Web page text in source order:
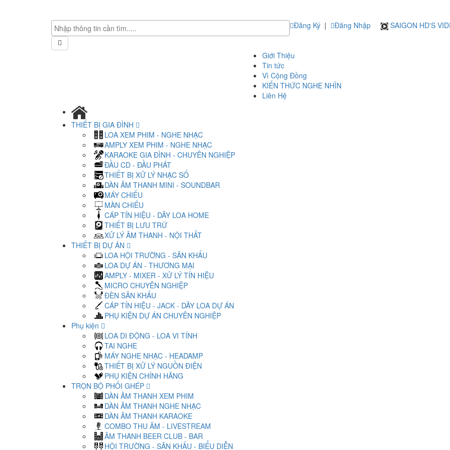
Đăng Ký | Đăng Nhập SAIGON HD'S
Giới Thiệu
Tin tức
Vì Cộng Đồng
KIẾN THỨC NGHE NHÌN
Liên Hệ
THIẾT BỊ GIA ĐÌNH
LOA XEM PHIM - NGHE NHẠC
AMPLY XEM PHIM - NGHE NHẠC
KARAOKE GIA ĐÌNH - CHUYÊN NGHIỆP
ĐẦU CD - ĐẦU PHÁT
THIẾT BỊ XỬ LÝ NHẠC SỐ
DÀN ÂM THANH MINI - SOUNDBAR
MÁY CHIẾU
MÀN CHIẾU
CÁP TÍN HIỆU - DÂY LOA HOME
THIẾT BỊ LƯU TRỮ
XỬ LÝ ÂM THANH - NỘI THẤT
THIẾT BỊ DỰ ÁN
LOA HỘI TRƯỜNG - SÂN KHẤU
LOA DỰ ÁN - THƯƠNG MẠI
AMPLY - MIXER - XỬ LÝ TÍN HIỆU
MICRO CHUYÊN NGHIỆP
ĐÈN SÂN KHẤU
CÁP TÍN HIỆU - JACK - DÂY LOA DỰ ÁN
PHỤ KIỆN DỰ ÁN CHUYÊN NGHIỆP
Phụ kiện
LOA DI ĐỘNG - LOA VI TÍNH
TAI NGHE
MÁY NGHE NHẠC - HEADAMP
THIẾT BỊ XỬ LÝ NGUỒN ĐIỆN
PHỤ KIỆN CHÍNH HÃNG
TRỌN BỘ PHỐI GHÉP
DÀN ÂM THANH XEM PHIM
DÀN ÂM THANH NGHE NHẠC
DÀN ÂM THANH KARAOKE
COMBO THU ÂM - LIVESTREAM
ÂM THANH BEER CLUB - BAR
HỘI TRƯỜNG - SÂN KHẤU - BIỂU DIỄN